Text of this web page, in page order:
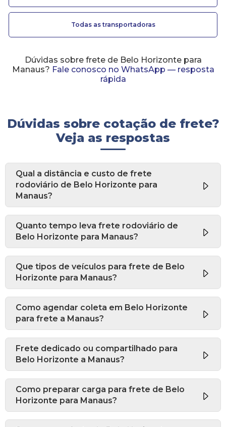
Todas as transportadoras
Dúvidas sobre frete de Belo Horizonte para
Manaus? Fale conosco no WhatsApp — resposta
rápida
Dúvidas sobre cotação de frete?
Veja as respostas
Qual a distância e custo de frete
rodoviário de Belo Horizonte para
Manaus?
Quanto tempo leva frete rodoviário de
Belo Horizonte para Manaus?
Que tipos de veículos para frete de Belo
Horizonte para Manaus?
Como agendar coleta em Belo Horizonte
para frete a Manaus?
Frete dedicado ou compartilhado para
Belo Horizonte a Manaus?
Como preparar carga para frete de Belo
Horizonte para Manaus?